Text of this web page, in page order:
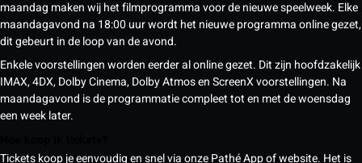
maandag maken wij het filmprogramma voor de nieuwe speelweek. Elke
maandagavond na 18:00 uur wordt het nieuwe programma online gezet,
dit gebeurt in de loop van de avond.
Enkele voorstellingen worden eerder al online gezet. Dit zijn hoofdzakelijk
IMAX, 4DX, Dolby Cinema, Dolby Atmos en ScreenX voorstellingen. Na
maandagavond is de programmatie compleet tot en met de woensdag
een week later.
Tickets koop je eenvoudig en snel via onze Pathé App of website. Het is